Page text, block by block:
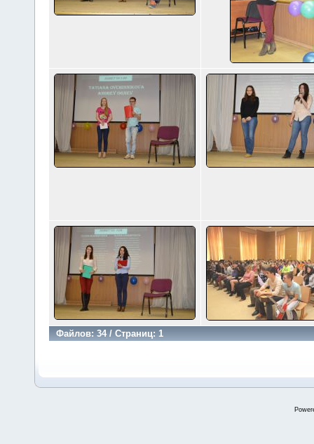
Файлов: 34 / Страниц: 1